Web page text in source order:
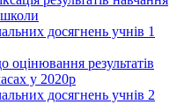
школи
досягнень учнів 1
оцінювання результатів
у 2020р
досягнень учнів 2